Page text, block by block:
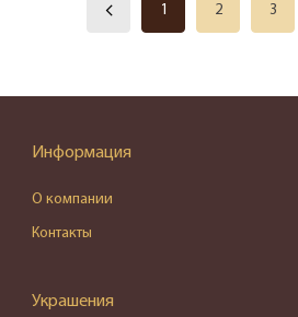
1 2 3
Информация
О компании
Контакты
Украшения